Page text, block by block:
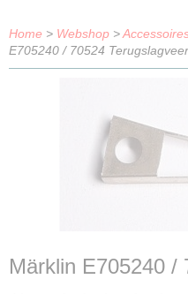
Home > Webshop >
E705240 / 70524
Märklin E705240 /